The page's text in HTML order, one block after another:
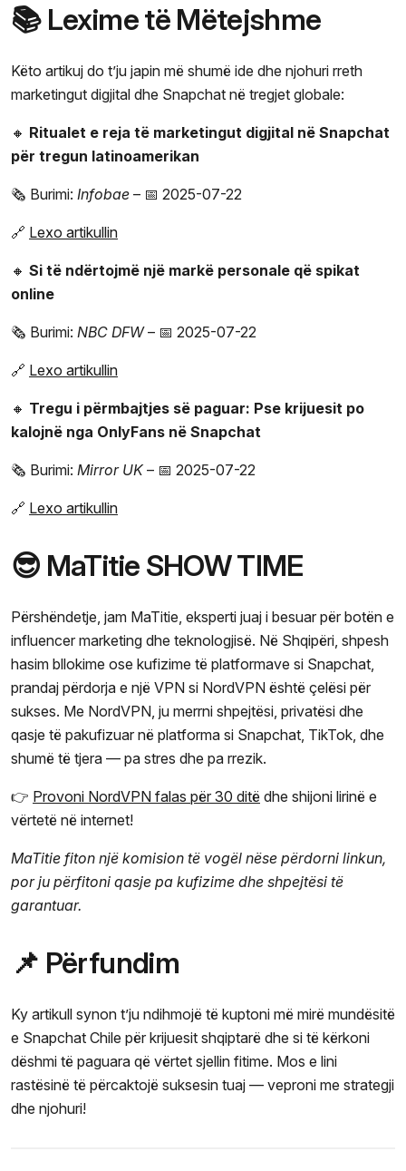
📚 Lexime të Mëtejshme
Këto artikuj do t’ju japin më shumë ide dhe njohuri rreth
marketingut digjital dhe Snapchat në tregjet globale:
🔸 Ritualet e reja të marketingut digjital në Snapchat
për tregun latinoamerikan
🗞️ Burimi: Infobae – 📅 2025-07-22
🔗 Lexo artikullin
🔸 Si të ndërtojmë një markë personale që spikat
online
🗞️ Burimi: NBC DFW– 📅 2025-07-22
🔗 Lexo artikullin
🔸 Tregu i përmbajtjes së paguar: Pse krijuesit po
kalojnë nga OnlyFans në Snapchat
🗞️ Burimi: Mirror UK – 📅 2025-07-22
🔗 Lexo artikullin
😎 MaTitie SHOW TIME
Përshëndetje, jam MaTitie, eksperti juaj i besuar për botën e
influencer marketing dhe teknologjisë. Në Shqipëri, shpesh
hasim bllokime ose kufizime të platformave si Snapchat,
prandaj përdorja e një VPN si NordVPN është çelësi për
sukses. Me NordVPN, ju merrni shpejtësi, privatësi dhe
qasje të pakufizuar në platforma si Snapchat, TikTok, dhe
shumë të tjera — pa stres dhe pa rrezik.
👉 Provoni NordVPN falas për 30 ditë dhe shijoni lirinë e
vërtetë në internet!
MaTitie fiton një komision të vogël nëse përdorni linkun,
por ju përfitoni qasje pa kufizime dhe shpejtësi të
garantuar.
📌 Përfundim
Ky artikull synon t’ju ndihmojë të kuptoni më mirë mundësitë
e Snapchat Chile për krijuesit shqiptarë dhe si të kërkoni
dëshmi të paguara që vërtet sjellin fitime. Mos e lini
rastësinë të përcaktojë suksesin tuaj — veproni me strategji
dhe njohuri!